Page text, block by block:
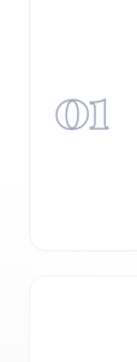
01